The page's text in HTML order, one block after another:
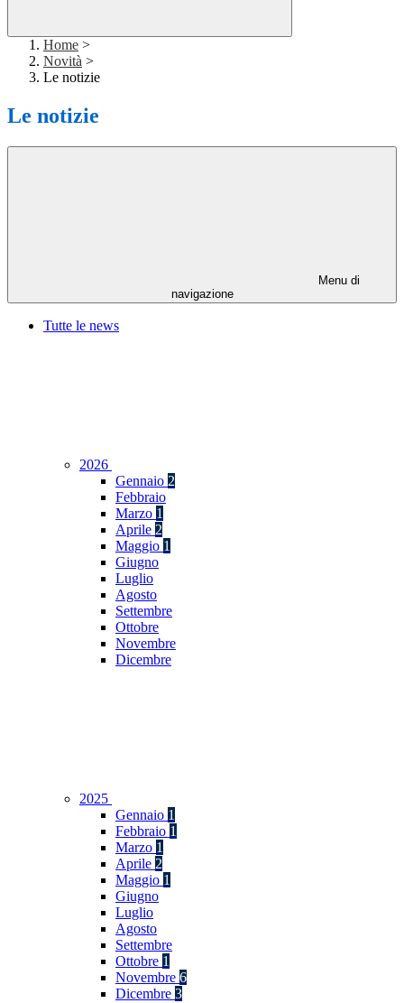
Home >
Novità >
Le notizie
Le notizie
Menu di
navigazione
Tutte le news
2026
Gennaio 2
Febbraio
Marzo 1
Aprile 2
Maggio 1
Giugno
Luglio
Agosto
Settembre
Ottobre
Novembre
Dicembre
2025
Gennaio 1
Febbraio 1
Marzo 1
Aprile 2
Maggio 1
Giugno
Luglio
Agosto
Settembre
Ottobre 1
Novembre 6
Dicembre 3